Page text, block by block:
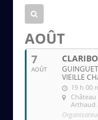
m
iAOÛT
7
AOÛT
VIEILLE
19 h 00
Arthaud